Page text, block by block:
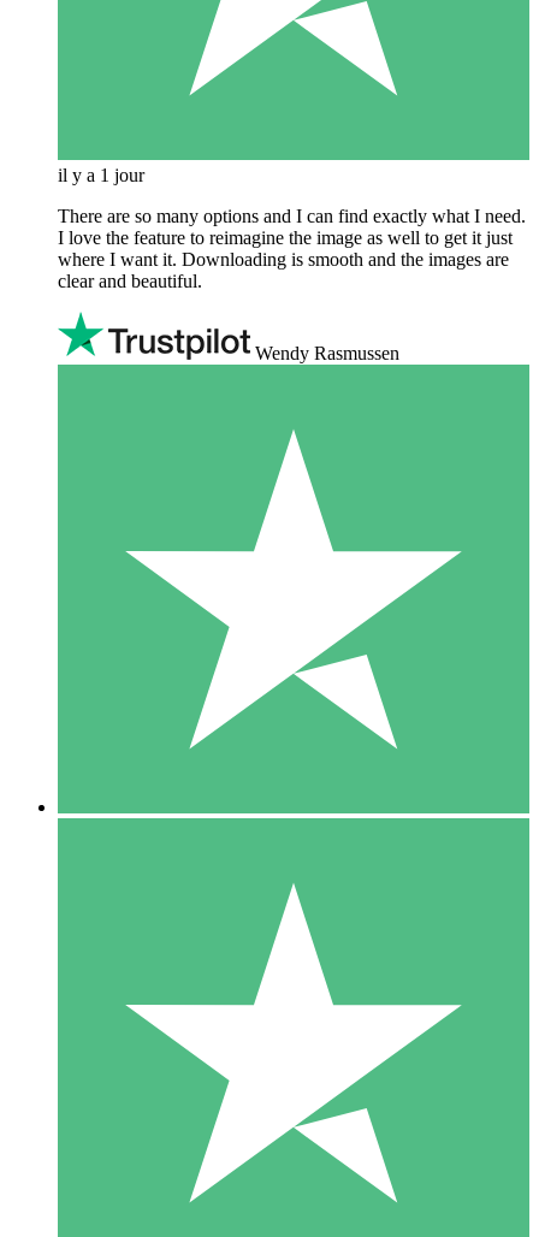
il y a 1 jour
There are so many options and I can find exactly what I need.
I love the feature to reimagine the image as well to get it just
where I want it. Downloading is smooth and the images are
clear and beautiful.
Wendy Rasmussen